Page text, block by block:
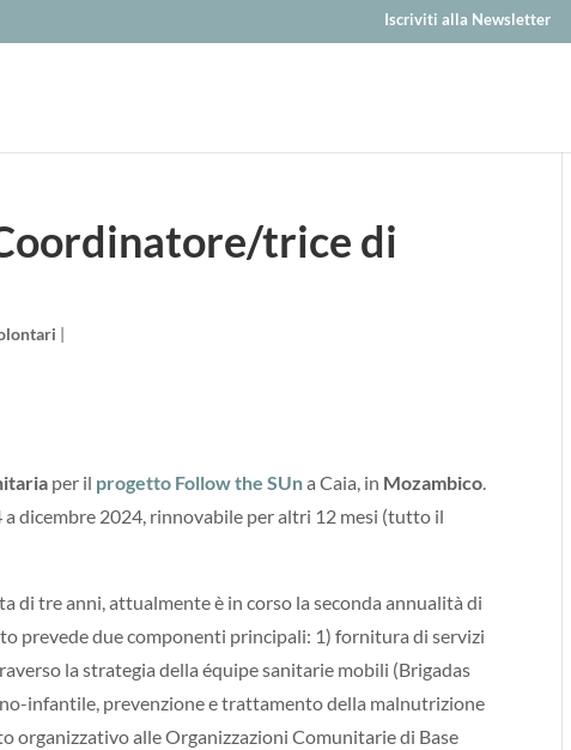
Iscriviti alla Newsletter
trice di
|
per il progetto Follow the SUna Caia, in Mozambico.
dicembre 2024, rinnovabile per altri 12 mesi (tutto il
di tre anni, attualmente è in corso la seconda annualità di
prevede due componenti principali: 1) fornitura di servizi
la strategia della équipe sanitarie mobili (Brigadas
infantile, prevenzione e trattamento della malnutrizione
organizzativo alle Organizzazioni Comunitarie di Base